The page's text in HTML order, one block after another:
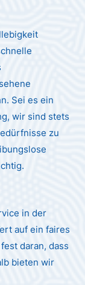
Sei es ein
wir sind stets
zu
in der
auf ein faires
daran, dass
bieten wir